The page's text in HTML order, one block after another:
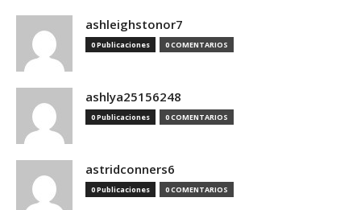
ashleighstonor7
0 Publicaciones 0 COMENTARIOS
ashlya25156248
0 Publicaciones 0 COMENTARIOS
astridconners6
0 Publicaciones 0 COMENTARIOS